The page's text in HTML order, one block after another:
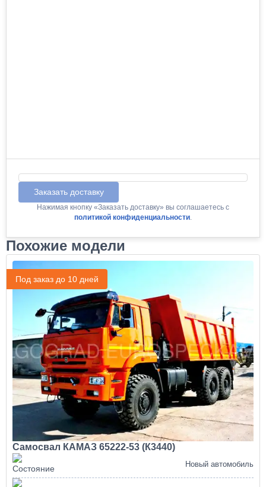
Заказать доставку
Нажимая кнопку «Заказать доставку» вы соглашаетесь с
политикой конфиденциальности
Похожие модели
Под заказ до 10 дней
Самосвал КАМАЗ 65222-53 (К3440)
Новый автомобиль